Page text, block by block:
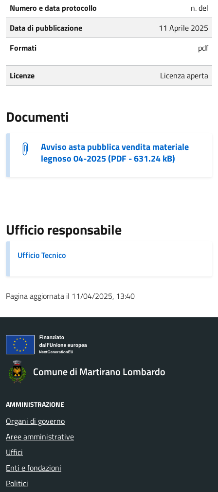
Numero e data protocollo
n. del
Data di pubblicazione
11 Aprile 2025
Formati
pdf
Licenze Licenza aperta
Documenti
Avviso asta pubblica vendita materiale
legnoso 04-2025 (PDF - 631.24 kB)
Ufficio responsabile
Ufficio Tecnico
Pagina aggiornata il 11/04/2025, 13:40
Comune di Martirano Lombardo
AMMINISTRAZIONE
Organi di governo
Aree amministrative
Uffici
Enti e fondazioni
Politici